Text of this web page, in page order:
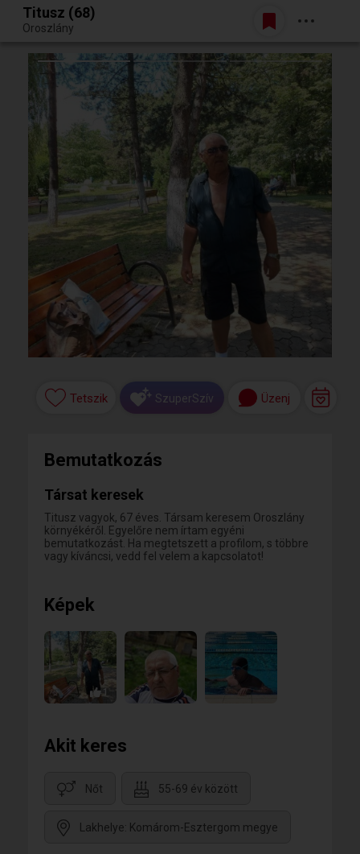
Egy jó randiból bármi lehet.
Belépés
Titusz (68)
Oroszlány
Tetszik SzuperSzív Üzenj
Bemutatkozás
Társat keresek
Titusz vagyok, 67 éves. Társam keresem Oroszlány
környékéről. Egyelőre nem írtam egyéni
bemutatkozást. Ha megtetszett a profilom, s többre
vagy kíváncsi, vedd fel velem a kapcsolatot!
Képek
1
Akit keres
Nőt 55-69 év között
Lakhelye: Komárom-Esztergom megye